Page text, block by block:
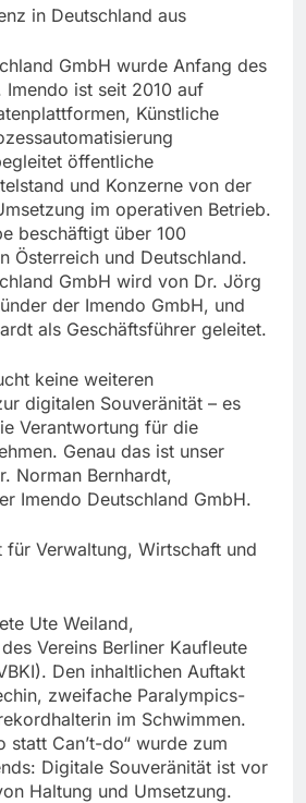
in Deutschland aus
GmbH wurde Anfang des
Imendo ist seit 2010 auf
Künstliche
öffentliche
und Konzerne von der
im operativen Betrieb.
beschäftigt über 100
Österreich und Deutschland.
GmbH wird von Dr. Jörg
der Imendo GmbH, und
als Geschäftsführer geleitet.
keine weiteren
digitalen Souveränität – es
Verantwortung für die
Genau das ist unser
Norman Bernhardt,
Imendo Deutschland GmbH.
für Verwaltung, Wirtschaft und
Ute Weiland,
Vereins Berliner Kaufleute
Den inhaltlichen Auftakt
zweifache Paralympics-
im Schwimmen.
statt Can’t-do“ wurde zum
Digitale Souveränität ist vor
Haltung und Umsetzung.